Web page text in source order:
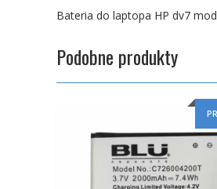
Bateria do laptopa HP dv7
Podobne produkty